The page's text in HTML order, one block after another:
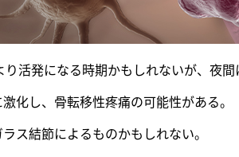
活発になる時期かもしれないが、夜
化し、骨転移性疼痛の可能性がある。
ス結節によるものかもしれない。